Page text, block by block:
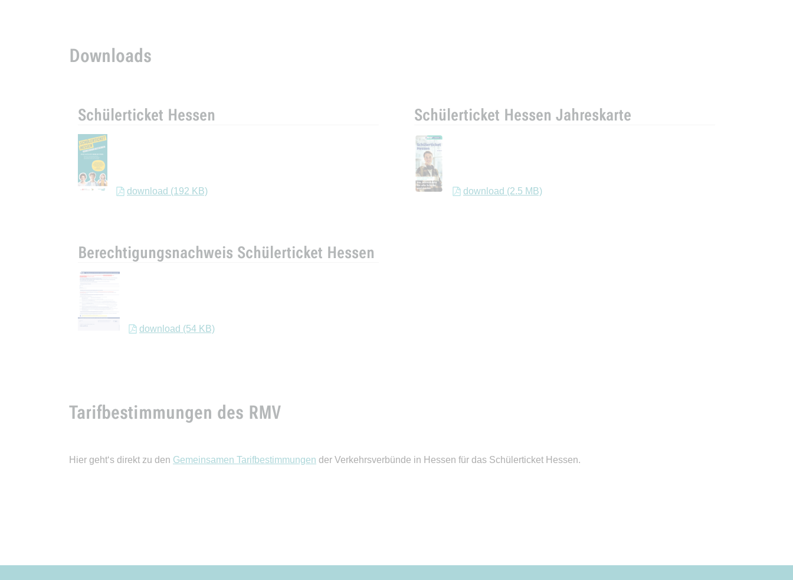
Downloads
Schülerticket Hessen
download (192 KB)
Schülerticket Hessen Jahreskarte
download (2.5 MB)
Berechtigungsnachweis Schülerticket Hessen
download (54 KB)
Tarifbestimmungen des RMV
Hier geht‘s direkt zu den Gemeinsamen Tarifbestimmungen der Verkehrsverbünde in Hessen für das Schülerticket Hessen.